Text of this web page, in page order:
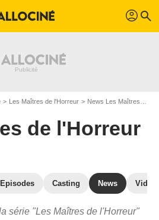
profil search
Les Maîtres de l'Horreur News Les Maîtres de l'Horreur
de l'Horreur
Casting News
série "Les Maîtres de l'Horreur"